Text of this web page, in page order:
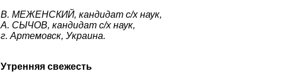
В. МЕЖЕНСКИЙ, кандидат с/х наук,
А. СЫЧОВ, кандидат с/х наук,
г. Артемовск, Украина.
Утренняя свежесть